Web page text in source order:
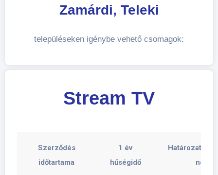
Zamárdi, Teleki
településeken igénybe vehető csomagok:
Stream TV
Szerződés
időtartama
1 év
hűségidő
Határozatlan